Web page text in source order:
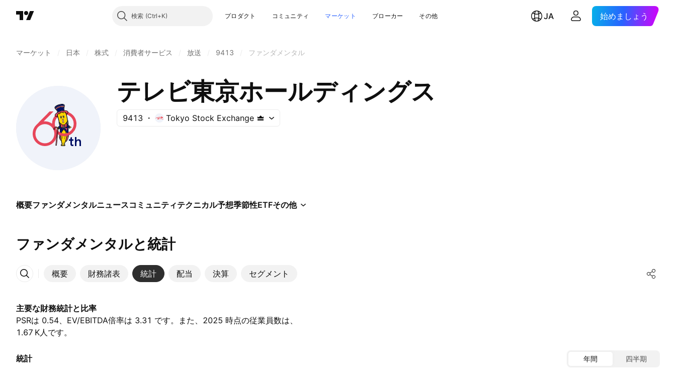
検索 プロダクト コミュニティ マーケット ブローカー その他 JA 始めましょう
マーケット 日本 株式 消費者サービス 放送 9413 ファンダメンタル
テレビ東京ホールディングス
9413 Tokyo Stock Exchange
概要ファンダメンタルニュースコミュニティテクニカル予想季節性ETFその他
ファンダメンタルと統計
概要 財務諸表 統計 配当 決算 セグメント
その他
主要な財務統計と比率
PSRは 0.54、EV/EBITDA倍率は 3.31 です。また、2025 時点の従業員数は、‪
1.67 K‬人です。
統計 年間 四半期